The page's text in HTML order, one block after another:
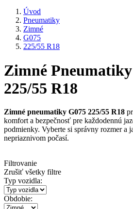
Úvod
Pneumatiky
Zimné
G075
225/55 R18
Zimné
225/55 R18
Zimné pneumatiky G075 225/55 R18
komfort a bezpečnosť pre každodennú
podmienky. Vyberte si správny rozmer a
nepriaznivom počasí.
Filtrovanie
Zrušiť všetky filtre
Typ vozidla:
Obdobie: